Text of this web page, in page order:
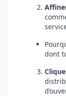
dont